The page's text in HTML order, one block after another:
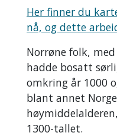
Her finner du
nå, og dette
Norrøne folk,
hadde bosatt
omkring år 1000
blant annet
1300-tallet.